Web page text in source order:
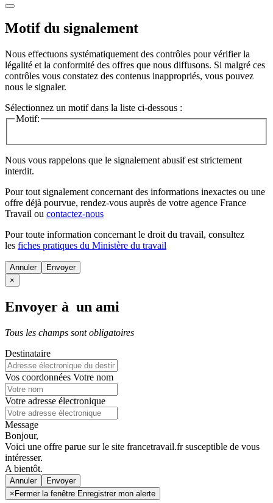
Motif du signalement
Nous effectuons systématiquement des contrôles pour vérifier la
légalité et la conformité des offres que nous diffusons. Si malgré ces
contrôles vous constatez des contenus inappropriés, vous pouvez
nous le signaler.
Sélectionnez un motif dans la liste ci-dessous :
Motif:
Nous vous rappelons que le signalement abusif est strictement
interdit.
Pour tout signalement concernant des informations inexactes ou une
offre déjà pourvue, rendez-vous auprès de votre agence France
Travail ou contactez-nous
Pour toute information concernant le droit du travail, consultez
les fiches pratiques du Ministère du travail
Annuler
×
Envoyer à un ami
Tous les champs sont obligatoires
Destinataire
Vos coordonnées Votre nom
Votre adresse électronique
Message
Bonjour,
Voici une offre parue sur le site francetravail.fr susceptible de vous
intéresser.
A bientôt.
Annuler
× Fermer la fenêtre Enregistrer mon alerte